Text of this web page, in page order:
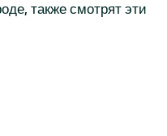
также смотрят эти